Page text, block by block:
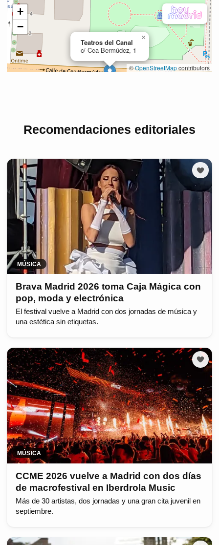
Recomendaciones editoriales
MÚSICA
Brava Madrid 2026 toma Caja Mágica con
pop, moda y electrónica
El festival vuelve a Madrid con dos jornadas de música y
una estética sin etiquetas.
MÚSICA
CCME 2026 vuelve a Madrid con dos días
de macrofestival en Iberdrola Music
Más de 30 artistas, dos jornadas y una gran cita juvenil en
septiembre.